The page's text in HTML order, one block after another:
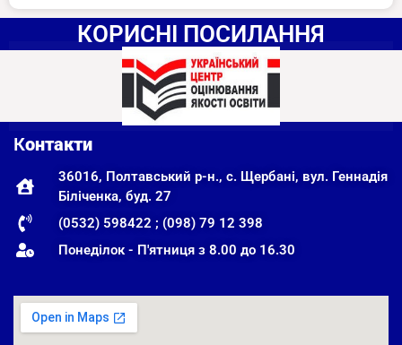
КОРИСНІ ПОСИЛАННЯ
Контакти
36016, Полтавський р-н., с. Щербані, вул. Геннадія
Біліченка, буд. 27
(0532) 598422 ; (098) 79 12 398
Понеділок - П'ятниця з 8.00 до 16.30